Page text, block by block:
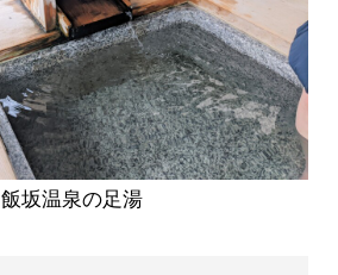
飯坂温泉の足湯